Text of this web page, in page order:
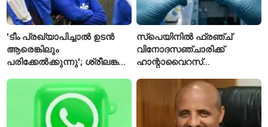
'ടീം പ്രഖ്യാപിച്ചാൽ ഉടൻ
ആരെങ്കിലും
പരിക്കേൽക്കുന്നു'; ശ്രീലങ്കൻ
ടീമിനെ കുറിച്ച് മുൻതാരം
സ്പെയിനിൽ ഫ്രഞ്ച്
വിനോദസഞ്ചാരിക്ക്
ഹാന്റാവൈറസ്
ഐസൊലേഷനിൽ
പ്രവേശിപ്പിച്ചു